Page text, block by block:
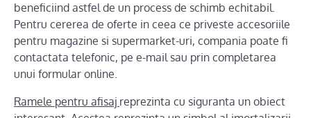
beneficiind astfel de un process de schimb echitabil.
Pentru cererea de oferte in ceea ce priveste accesoriile
pentru magazine si supermarket-uri, compania poate fi
contactata telefonic, pe e-mail sau prin completarea
unui formular online.
Ramele pentru afisaj reprezinta cu siguranta un obiect